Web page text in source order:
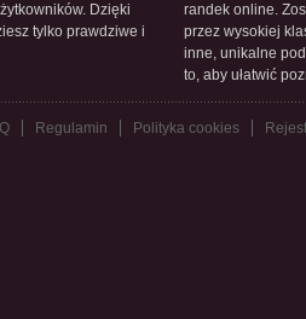
Dzięki
tylko prawdziwe i
randek online.
przez wysokiej
inne, unikalne
to, aby ułatwić
Regulamin Polityka cookies